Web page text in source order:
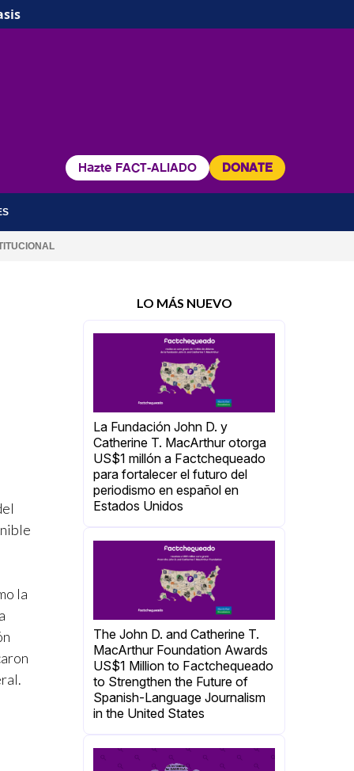
Hazte FACT-ALIADO DONATE
la
LO MÁS NUEVO
La Fundación John D. y
Catherine T. MacArthur otorga
US$1 millón a Factchequeado
para fortalecer el futuro del
periodismo en español en
Estados Unidos
The John D. and Catherine T.
MacArthur Foundation Awards
US$1 Million to Factchequeado
to Strengthen the Future of
Spanish-Language Journalism
in the United States